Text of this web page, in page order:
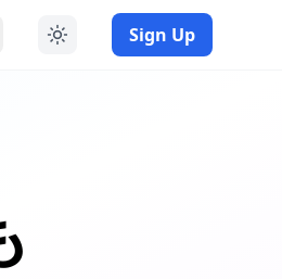
Sign Up